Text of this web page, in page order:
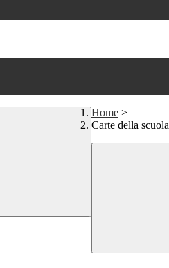
Home >
Carte della scuola